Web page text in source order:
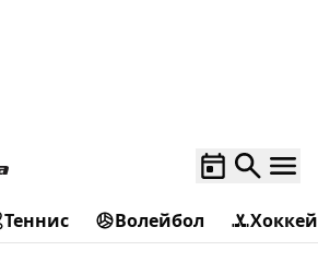
Теннис Волейбол Хоккей